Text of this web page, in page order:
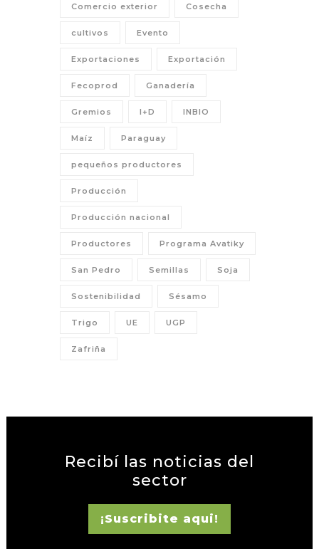
Comercio exterior Cosecha
cultivos Evento
Exportaciones Exportación
Fecoprod Ganadería
Gremios I+D INBIO
Maíz Paraguay
pequeños productores
Producción
Producción nacional
Productores Programa Avatiky
San Pedro Semillas Soja
Sostenibilidad Sésamo
Trigo UE UGP
Zafriña
Recibí las noticias del
sector
¡Suscribite aqui!